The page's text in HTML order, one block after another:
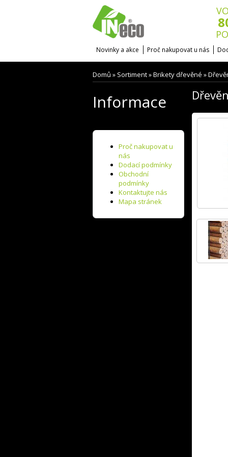
Novinky a akce Proč nakupovat u nás
Domů » Sortiment»Brikety dřevěné »
Informace
Proč nakupovat u
nás
Dodací podmínky
Obchodní
podmínky
Kontaktujte nás
Mapa stránek